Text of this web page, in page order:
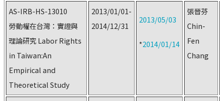
AS-IRB-HS-13010
勞動權在台灣：實證與
理論研究 Labor Rights
in Taiwan:An
Empirical and
Theoretical Study
2013/01/01-
2014/12/31
2013/05/03
*2014/01/14
張晉芬
Chin-
Fen
Chang